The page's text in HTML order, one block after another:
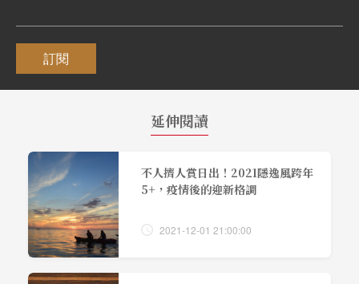
訂閱
延伸閱讀
不人擠人賞日出！2021隱逸風跨年
5+，疫情後的迎新格調
2021-12-01 21:00:00